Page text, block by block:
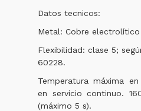
Datos tecnicos:
Metal: Cobre
Flexibilidad: clase 5;
60228.
Temperatura máxima
en servicio continuo.
(máximo 5 s).